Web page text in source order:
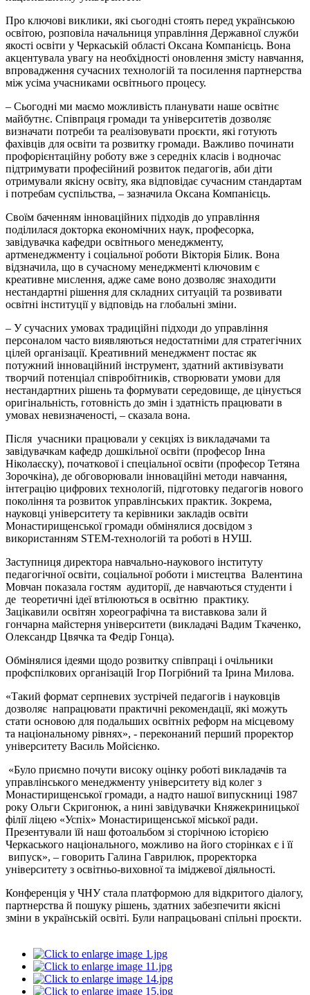
Про ключові виклики, які сьогодні стоять перед українською
освітою, розповіла начальниця управління Державної служби
якості освіти у Черкаській області Оксана Компанієць. Вона
акцентувала увагу на необхідності оновлення змісту навчання,
впровадження сучасних технологій та посилення партнерства
між усіма учасниками освітнього процесу.
– Сьогодні ми маємо можливість планувати наше освітнє
майбутнє. Співпраця громади та університетів дозволяє
визначати потреби та реалізовувати проєкти, які готують
фахівців для освіти та розвитку громади. Важливо починати
профорієнтаційну роботу вже з середніх класів і водночас
підтримувати професійний розвиток педагогів, аби діти
отримували якісну освіту, яка відповідає сучасним стандартам
і потребам суспільства, – зазначила Оксана Компанієць.
Своїм баченням інноваційних підходів до управління
поділилася докторка економічних наук, професорка,
завідувачка кафедри освітнього менеджменту,
артменеджменту і соціальної роботи Вікторія Білик. Вона
відзначила, що в сучасному менеджменті ключовим є
креативне мислення, адже саме воно дозволяє знаходити
нестандартні рішення для складних ситуацій та розвивати
освітні інституції у відповідь на глобальні зміни.
– У сучасних умовах традиційні підходи до управління
персоналом часто виявляються недостатніми для стратегічних
цілей організації. Креативний менеджмент постає як
потужний інноваційний інструмент, здатний активізувати
творчий потенціал співробітників, створювати умови для
нестандартних рішень та формувати середовище, де цінується
оригінальність, готовність до змін і здатність працювати в
умовах невизначеності, – сказала вона.
Після учасники працювали у секціях із викладачами та
завідувачкам кафедр дошкільної освіти (професор Інна
Ніколаєску), початкової і спеціальної освіти (професор Тетяна
Зорочкіна), де обговорювали інноваційні методи навчання,
інтеграцію цифрових технологій, підготовку педагогів нового
покоління та розвиток управлінських практик. Зокрема,
науковці університету та керівники закладів освіти
Монастирищенської громади обмінялися досвідом з
використанням STEM-технологій та роботі в НУШ.
Заступниця директора навчально-наукового інституту
педагогічної освіти, соціальної роботи і мистецтва Валентина
Мовчан показала гостям аудиторії, де навчаються студенти і
де теоретичні ідеї втілюються в освітню практику.
Зацікавили освітян хореографічна та виставкова зали й
гончарна майстерня університети (викладачі Вадим Ткаченко,
Олександр Цвячка та Федір Гонца).
Обмінялися ідеями щодо розвитку співпраці і очільники
профспілкових організацій Ігор Погрібний та Ірина Милова.
«Такий формат серпневих зустрічей педагогів і науковців
дозволяє напрацювати практичні рекомендації, які можуть
стати основою для подальших освітніх реформ на місцевому
та національному рівнях», - переконаний перший проректор
університету Василь Мойсієнко.
«Було приємно почути високу оцінку роботі викладачів та
управлінського менеджменту університету від колег з
Монастирищенської громади, а надто нашої випускниці 1987
року Ольги Скригонюк, а нині завідувачки Княжекриницької
філії ліцею «Успіх» Монастирищенської міської ради.
Презентували їй наш фотоальбом зі сторічною історією
Черкаського національного, можливо на його сторінках є і її
випуск», – говорить Галина Гаврилюк, проректорка
університету з освітньо-виховної та іміджевої діяльності.
Конференція у ЧНУ стала платформою для відкритого діалогу,
партнерства й пошуку рішень, здатних забезпечити якісні
зміни в українській освіті. Були напрацьовані спільні проєкти.